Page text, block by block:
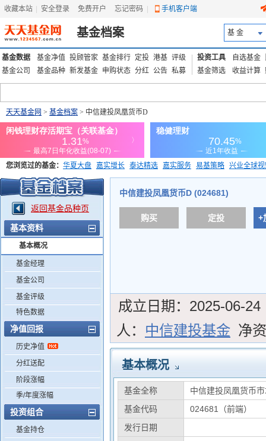
收藏本站 安全登录 免费开户 忘记密码 手机客户端
基金档案 基 金
基金数据 基金净值 投顾管家 基金排行 定投 港基 评级
基金公司
基金品种 新发基金 申购状态 分红 公告 私募
投资工具 自选基金
基金筛选
收益计算
天天基金网 > 基金档案 > 中信建投凤凰货币D
您浏览过的基金： 华夏大盘 嘉实增长 泰达精选 嘉实服务 易基策略 兴业全球
添富优势 华安宏利 上证180价值ETF
返回基金品种页
基本资料
基本概况
基金经理
基金公司
基金评级
特色数据
净值回报
历史净值
分红送配
阶段涨幅
季/年度涨幅
投资组合
基金持仓
中信建投凤凰货币D (024681)
购买 定投 +
成立日期： 2025-06-24
人： 中信建投基金 净
基本概况
基金全称
中信建投凤凰货币
基金代码
024681（前端）
发行日期